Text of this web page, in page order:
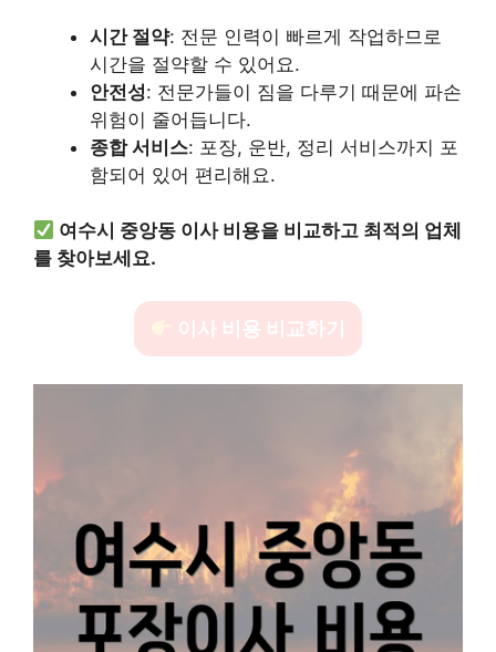
시간 절약: 전문 인력이 빠르게 작업하므로
시간을 절약할 수 있어요.
안전성: 전문가들이 짐을 다루기 때문에 파손
위험이 줄어듭니다.
종합 서비스: 포장, 운반, 정리 서비스까지 포
함되어 있어 편리해요.
여수시 중앙동 이사 비용을 비교하고 최적의 업체
를 찾아보세요.
이사 비용 비교하기